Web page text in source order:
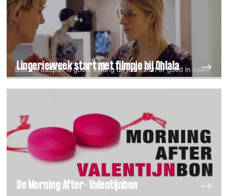
Lingerieweek start met filmpje bij Ohlala
De Morning After-Valentijnbon